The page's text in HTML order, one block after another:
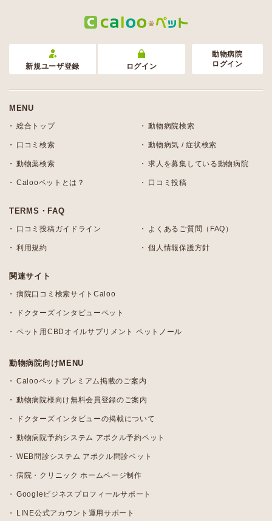
新規ユーザ登録 ログイン
動物病院
ログイン
MENU
総合トップ 動物病院検索
口コミ検索 動物病気 / 症状検索
動物薬検索 求人を募集している動物病院
Calooペットとは？ 口コミ投稿
TERMS・FAQ
口コミ投稿ガイドライン よくあるご質問（FAQ）
利用規約 個人情報保護方針
関連サイト
病院口コミ検索サイトCaloo
ドクターズインタビューペット
ペット用CBDオイルサプリメント ペットノール
動物病院向けMENU
Calooペットプレミアム掲載のご案内
動物病院様向け無料会員登録のご案内
ドクターズインタビューの掲載について
動物病院予約システム アポクル予約ペット
WEB問診システム アポクル問診ペット
病院・クリニック ホームページ制作
Googleビジネスプロフィールサポート
LINE公式アカウント運用サポート